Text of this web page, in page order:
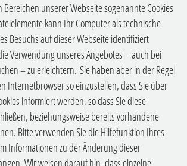
Bereichen unserer Webseite sogenannte Cookies
kann Ihr Computer als technische
Besuchs auf dieser Webseite identifiziert
Verwendung unseres Angebotes – auch bei
– zu erleichtern. Sie haben aber in der Regel
Internetbrowser so einzustellen, dass Sie über
informiert werden, so dass Sie diese
beziehungsweise bereits vorhandene
Bitte verwenden Sie die Hilfefunktion Ihres
Informationen zu der Änderung dieser